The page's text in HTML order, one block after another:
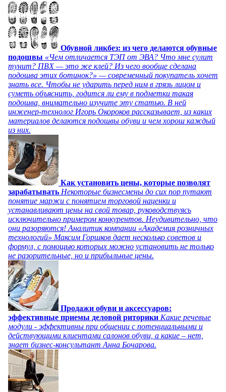
Обувной ликбез: из чего делаются обувные
подошвы «Чем отличается ТЭП от ЭВА? Что мне сулит
тунит? ПВХ — это же клей? Из чего вообще сделана
подошва этих ботинок?» — современный покупатель хочет
знать все. Чтобы не ударить перед ним в грязь лицом и
суметь объяснить, годится ли ему в подметки такая
подошва, внимательно изучите эту статью. В ней
инженер-технолог Игорь Окороков рассказывает, из каких
материалов делаются подошвы обуви и чем хорош каждый
из них.
Как установить цены, которые позволят
зарабатывать Некоторые бизнесмены до сих пор путают
понятие маржи с понятием торговой наценки и
устанавливают цены на свой товар, руководствуясь
исключительно примером конкурентов. Неудивительно, что
они разоряются! Аналитик компании «Академия розничных
технологий» Максим Горшков дает несколько советов и
формул, с помощью которых можно установить не только
не разорительные, но и прибыльные цены.
Продажи обуви и аксессуаров:
эффективные приемы деловой риторики Какие речевые
модули - эффективны при общении с потенциальными и
действующими клиентами салонов обуви, а какие – нет,
знает бизнес-консультант Анна Бочарова.